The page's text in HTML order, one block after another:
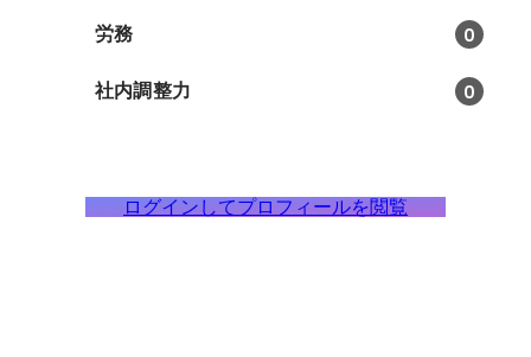
労務 0
社内調整力 0
ログインしてプロフィールを閲覧